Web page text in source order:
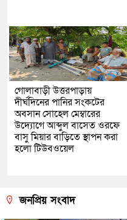
গোলাবাড়ী উত্তরপাড়ায়
দীর্ঘদিনের পানির সংকটের
অবসান সোহেল মেম্বারের
উদ্যোগে আব্দুল বাসেত ওরফে
বাসু মিয়ার বাড়িতে স্থাপন করা
হলো টিউবওয়েল
জনপ্রিয় সংবাদ